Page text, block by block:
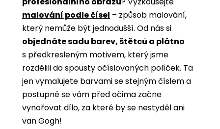
malování podle čísel ­­– způsob malování,
který nemůže být jednodušší. Od nás si
objednáte sadu barev, štětců a plátno
s předkresleným motivem, který jsme
rozdělili do spousty očíslovaných políček. Ta
jen vymalujete barvami se stejným číslem a
postupně se vám před očima začne
vynořovat dílo, za které by se nestyděl ani
van Gogh!